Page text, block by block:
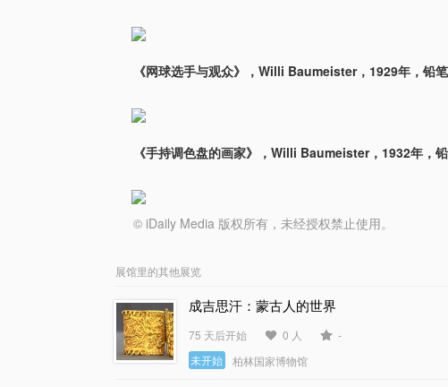
《网球选手与观众》，Willi Baumeister，1929年，铅
《手持调色盘的画家》，Willi Baumeister，1932年，
© iDaily Media 版权所有，未经授权禁止使用。
展馆里的其他展览
成吉思汗：蒙古人的世界
75 天后开始 0 人
-
未开始
柏林国家博物馆